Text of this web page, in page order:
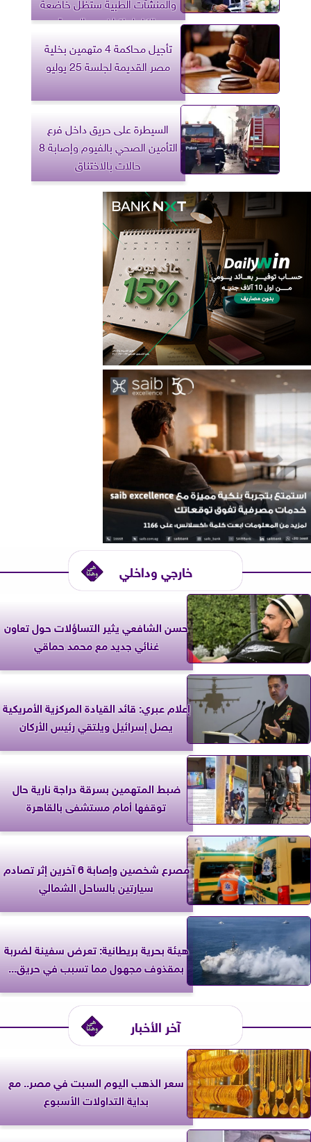
بالكامل لتراخيص الصحة
تأجيل محاكمة 4 متهمين بخلية
مصر القديمة لجلسة 25 يوليو
السيطرة على حريق داخل فرع
التأمين الصحي بالفيوم وإصابة 8
حالات بالاختناق
خارجي وداخلي
حسن الشافعي يثير التساؤلات حول تعاون
غنائي جديد مع محمد حماقي
إعلام عبري: قائد القيادة المركزية الأمريكية
يصل إسرائيل ويلتقي رئيس الأركان
ضبط المتهمين بسرقة دراجة نارية حال
توقفها أمام مستشفى بالقاهرة
مصرع شخصين وإصابة 6 آخرين إثر تصادم
سيارتين بالساحل الشمالي
‎هيئة بحرية بريطانية: تعرض سفينة لضربة
بمقذوف مجهول مما تسبب في حريق...
آخر الأخبار
سعر الذهب اليوم السبت في مصر.. مع
بداية التداولات الأسبوع